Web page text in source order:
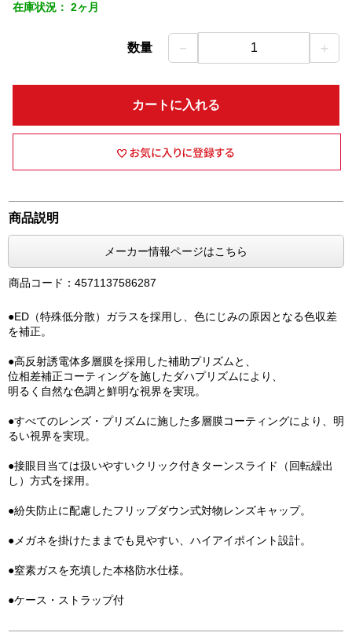
在庫状況： 2ヶ月
数量 － 1 ＋
カートに入れる
商品説明
メーカー情報ページはこちら
商品コード：4571137586287
●ED（特殊低分散）ガラスを採用し、色にじみの原因となる色収差
を補正。
●高反射誘電体多層膜を採用した補助プリズムと、
位相差補正コーティングを施したダハプリズムにより、
明るく自然な色調と鮮明な視界を実現。
●すべてのレンズ・プリズムに施した多層膜コーティングにより、明
るい視界を実現。
●接眼目当ては扱いやすいクリック付きターンスライド（回転繰出
し）方式を採用。
●紛失防止に配慮したフリップダウン式対物レンズキャップ。
●メガネを掛けたままでも見やすい、ハイアイポイント設計。
●窒素ガスを充填した本格防水仕様。
●ケース・ストラップ付